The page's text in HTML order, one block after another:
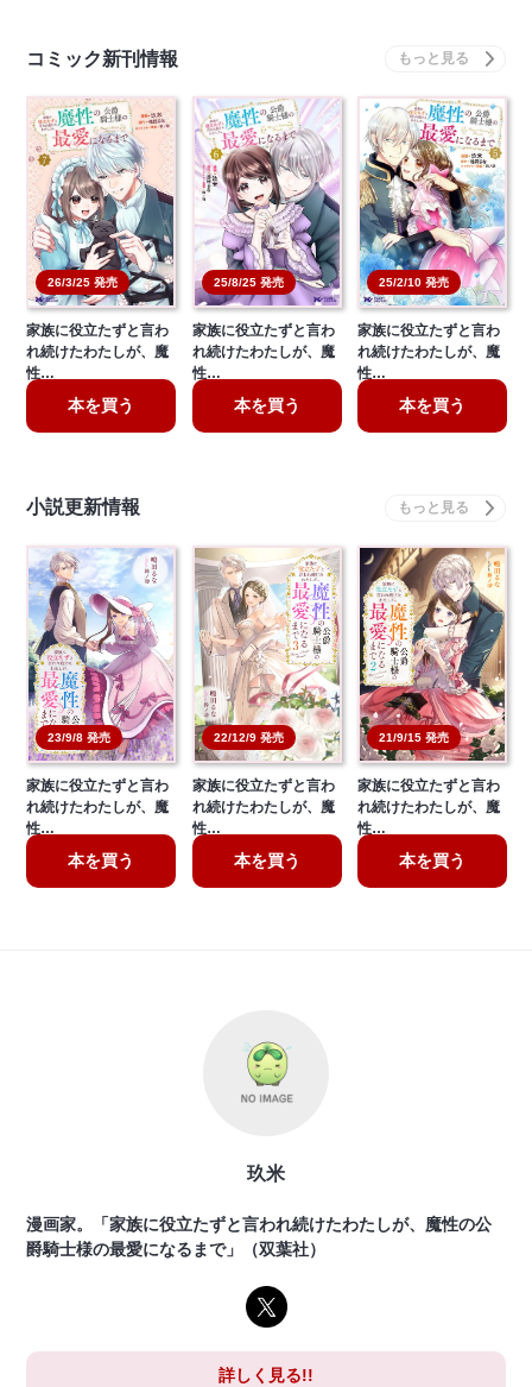
コミック新刊情報
26/3/25 発売
家族に役立たずと言わ
れ続けたわたしが、魔
性…
本を買う
25/8/25 発売
家族に役立たずと言わ
れ続けたわたしが、魔
性…
本を買う
25/2/10 発売
家族に役立たずと言わ
れ続けたわたしが、魔
性…
本を買う
小説更新情報
23/9/8 発売
家族に役立たずと言わ
れ続けたわたしが、魔
性…
本を買う
22/12/9 発売
家族に役立たずと言わ
れ続けたわたしが、魔
性…
本を買う
21/9/15 発売
家族に役立たずと言わ
れ続けたわたしが、魔
性…
本を買う
玖米
漫画家。「家族に役立たずと言われ続けたわたしが、魔性の公
爵騎士様の最愛になるまで」（双葉社）
詳しく見る!!